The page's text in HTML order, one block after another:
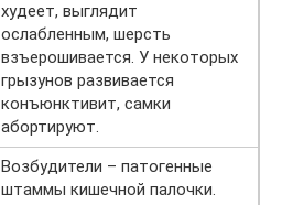
худеет, выглядит
ослабленным, шерсть
взъерошивается. У некоторых
грызунов развивается
конъюнктивит, самки
абортируют.
Возбудители – патогенные
штаммы кишечной палочки.